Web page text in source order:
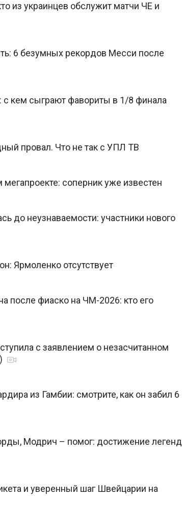
из украинцев обслужит матчи ЧЕ и
6 безумных рекордов Месси после
с кем сыграют фавориты в 1/8 финала
провал. Что не так с УПЛ ТВ
соперник уже известен
до неузнаваемости: участники нового
Ярмоленко отсутствует
после фиаско на ЧМ-2026: кто его
с заявлением о незасчитанном
из Гамбии: смотрите, как он забил 6
Модрич – помог: достижение легенд
и уверенный шаг Швейцарии на